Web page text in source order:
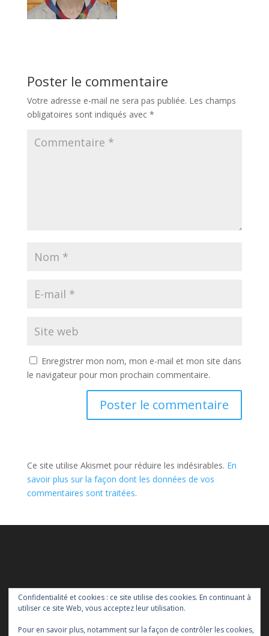
Poster le commentaire
Votre adresse e-mail ne sera pas publiée. Les champs
obligatoires sont indiqués avec *
Enregistrer mon nom, mon e-mail et mon site dans
le navigateur pour mon prochain commentaire.
Ce site utilise Akismet pour réduire les indésirables. En
savoir plus sur la façon dont les données de vos
commentaires sont traitées.
Confidentialité et cookies : ce site utilise des cookies. En continuant à
utiliser ce site Web, vous acceptez leur utilisation.
Pour en savoir plus, notamment sur la façon de contrôler les cookies,